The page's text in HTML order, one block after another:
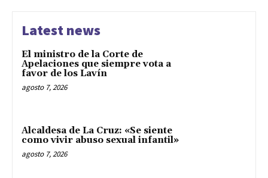
Latest news
El ministro de la Corte de
Apelaciones que siempre vota a
favor de los Lavín
agosto 7, 2026
Alcaldesa de La Cruz: «Se siente
como vivir abuso sexual infantil»
agosto 7, 2026